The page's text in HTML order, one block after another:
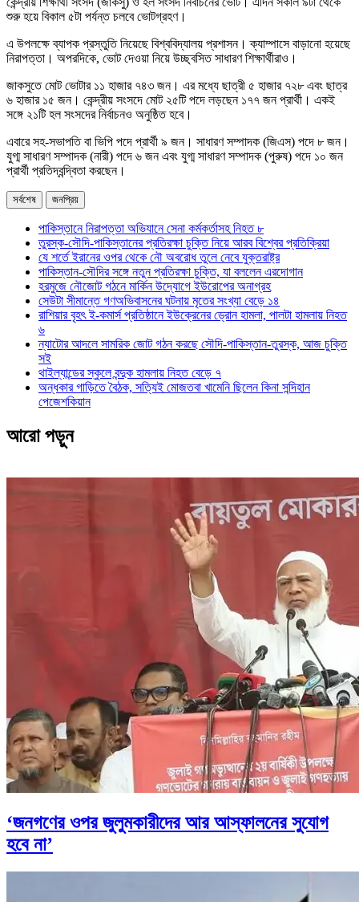
শুরু হয়ে বিকাল ৫টা পর্যন্ত চলবে ভোটগ্রহণ।
এ উপলক্ষে ব্যাপক প্রস্তুতি নিয়েছে বিশ্ববিদ্যালয় প্রশাসন। ক্যাম্পাসে বাড়ানো হয়েছে
নিরাপত্তা। অপরদিকে, ভোট দেওয়া নিয়ে উচ্ছ্বসিত সাধারণ শিক্ষার্থীরাও।
জাকসুতে মোট ভোটার ১১ হাজার ৭৪৩ জন। এর মধ্যে ছাত্রী ৫ হাজার ৭২৮ এবং ছাত্র
৬ হাজার ১৫ জন। কেন্দ্রীয় সংসদে মোট ২৫টি পদে লড়ছেন ১৭৭ জন প্রার্থী। একই
সঙ্গে ২১টি হল সংসদের নির্বাচনও অনুষ্ঠিত হবে।
এবারে সহ-সভাপতি বা ভিপি পদে প্রার্থী ৯ জন। সাধারণ সম্পাদক (জিএস) পদে ৮ জন।
যুগ্ম সাধারণ সম্পাদক (নারী) পদে ৬ জন এবং যুগ্ম সাধারণ সম্পাদক (পুরুষ) পদে ১০ জন
প্রার্থী প্রতিদ্বন্দ্বিতা করছেন।
সর্বশেষ জনপ্রিয়
পাকিস্তানে নিরাপত্তা অভিযানে সেনা কর্মকর্তাসহ নিহত ৮
তুরস্ক-সৌদি-পাকিস্তানের প্রতিরক্ষা চুক্তি নিয়ে আরব বিশ্বের প্রতিক্রিয়া
যে শর্তে ইরানের ওপর থেকে নৌ অবরোধ তুলে নেবে যুক্তরাষ্ট্র
পাকিস্তান-সৌদির সঙ্গে নতুন প্রতিরক্ষা চুক্তি, যা বললেন এরদোগান
হরমুজে নৌজোট গঠনে মার্কিন উদ্যোগে ইউরোপের অনাগ্রহ
সেউটা সীমান্তে গণঅভিবাসনের ঘটনায় মৃতের সংখ্যা বেড়ে ১৪
রাশিয়ার বৃহৎ ই-কমার্স প্রতিষ্ঠানে ইউক্রেনের ড্রোন হামলা, পালটা হামলায় নিহত
৬
ন্যাটোর আদলে সামরিক জোট গঠন করছে সৌদি-পাকিস্তান-তুরস্ক, আজ চুক্তি
সই
থাইল্যান্ডের স্কুলে বন্দুক হামলায় নিহত বেড়ে ৭
অন্ধকার গাড়িতে বৈঠক, সত্যিই মোজতবা খামেনি ছিলেন কিনা সন্দিহান
পেজেশকিয়ান
আরো পড়ুন
‘জনগণের ওপর জুলুমকারীদের আর আস্ফালনের সুযোগ
হবে না’